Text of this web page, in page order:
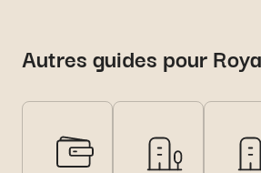
Autres guides pour